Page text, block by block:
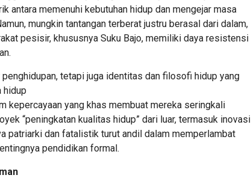
antara memenuhi kebutuhan hidup dan mengejar masa
mungkin tantangan terberat justru berasal dari dalam,
pesisir, khususnya Suku Bajo, memiliki daya resistensi
tetapi juga identitas dan filosofi hidup yang
hidup
kepercayaan yang khas membuat mereka seringkali
“peningkatan kualitas hidup” dari luar, termasuk inovasi
patriarki dan fatalistik turut andil dalam memperlambat
pendidikan formal.